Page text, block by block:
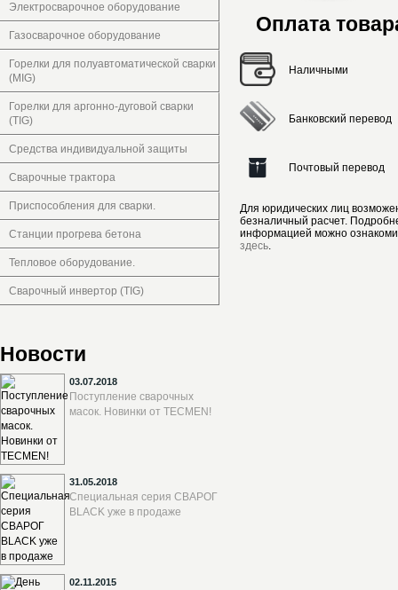
Электросварочное оборудование
Газосварочное оборудование
Горелки для полуавтоматической сварки
(MIG)
Горелки для аргонно-дуговой сварки
(TIG)
Средства индивидуальной защиты
Сварочные трактора
Приспособления для сварки.
Станции прогрева бетона
Тепловое оборудование.
Сварочный инвертор (TIG)
Новости
03.07.2018
Поступление сварочных
масок. Новинки от TECMEN!
31.05.2018
Специальная серия СВАРОГ
BLACK уже в продаже
02.11.2015
Оплата
Наличными
Банковский перевод
Почтовый перевод
Для юридических лиц
безналичный расчет.
информацией можно
здесь.